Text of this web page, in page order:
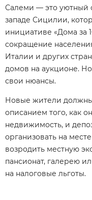
Салеми — это уютный
западе Сицилии,
инициативе «Дома за
сокращение
Италии и других
домов на аукционе.
свои нюансы.
Новые жители должны
описанием того, как
недвижимость, и
организовать на
возродить местную
пансионат, галерею
на налоговые льготы.